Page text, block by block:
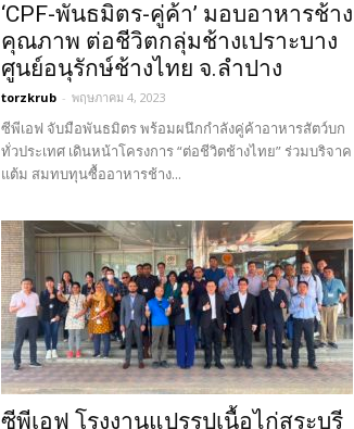
‘CPF-พันธมิตร-คู่ค้า’ มอบอาหารช้าง
คุณภาพ ต่อชีวิตกลุ่มช้างเปราะบาง
ศูนย์อนุรักษ์ช้างไทย จ.ลำปาง
torzkrub - พฤษภาคม 4, 2023
ซีพีเอฟ จับมือพันธมิตร พร้อมผนึกกำลังคู่ค้าอาหารสัตว์บก
ทั่วประเทศ เดินหน้าโครงการ “ต่อชีวิตช้างไทย” ร่วมบริจาค
แต้ม สมทบทุนซื้ออาหารช้าง...
ซีพีเอฟ โรงงานแปรรูปเนื้อไก่สระบุรี